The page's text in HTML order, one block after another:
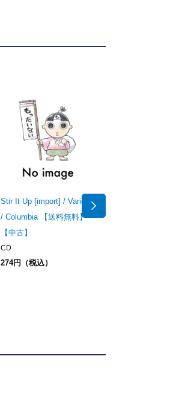
Stir It Up [import] / Various
/ Columbia 【送料無料】
【中古】
CD
274円（税込）